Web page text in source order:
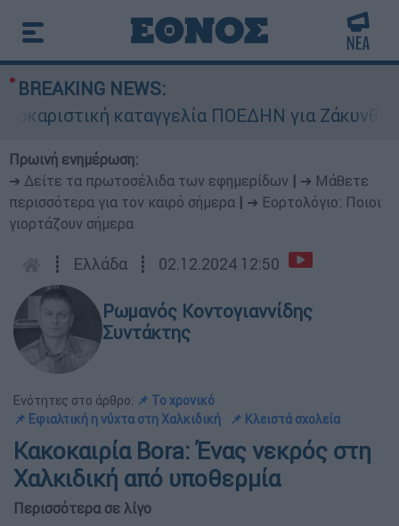
BREAKING NEWS:
καταγγελία ΠΟΕΔΗΝ για Ζάκυνθο:
Πρωινή ενημέρωση:
➔ Δείτε τα πρωτοσέλιδα των εφημερίδων
➔ Μάθετε
περισσότερα για τον καιρό σήμερα
➔ Εορτολόγιο: Ποιοι
γιορτάζουν σήμερα
┋ Ελλάδα ┋ 02.12.2024 12:50
Ρωμανός Κοντογιαννίδης
Συντάκτης
Ενότητες στο άρθρο: 📌 Το χρονικό
📌 Εφιαλτική η νύχτα στη Χαλκιδική
📌 Κλειστά σχολεία
Κακοκαιρία Bora: Ένας νεκρός στη
Χαλκιδική από υποθερμία
Περισσότερα σε λίγο